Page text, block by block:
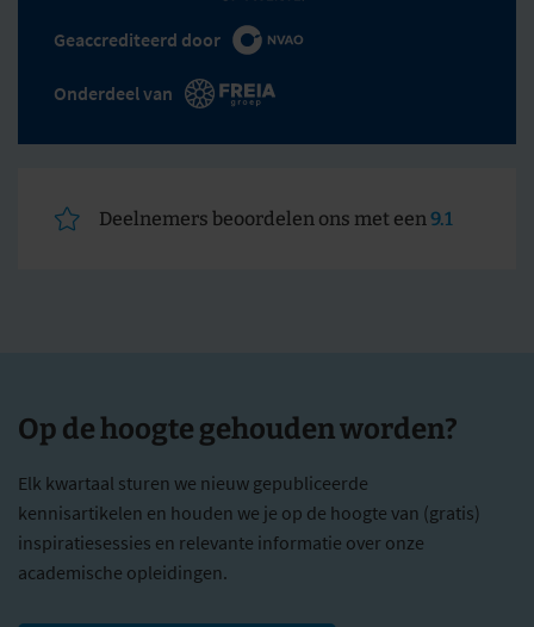
Geaccrediteerd door
Onderdeel van
Deelnemers beoordelen ons met een9.1
Op de hoogte gehouden worden?
Elk kwartaal sturen we nieuw gepubliceerde
kennisartikelen en houden we je op de hoogte van (gratis)
inspiratiesessies en relevante informatie over onze
academische opleidingen.